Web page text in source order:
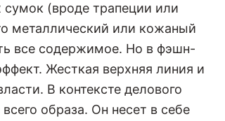
(вроде трапеции или
металлический или кожаный
все содержимое. Но в фэшн-
Жесткая верхняя линия и
В контексте делового
образа. Он несет в себе